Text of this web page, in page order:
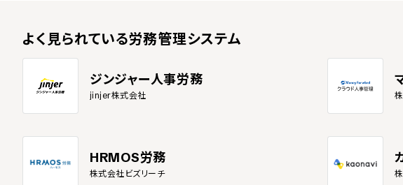
よく見られている労務管理システム
ジンジャー人事労務
jinjer株式会社
HRMOS労務
株式会社ビズリーチ